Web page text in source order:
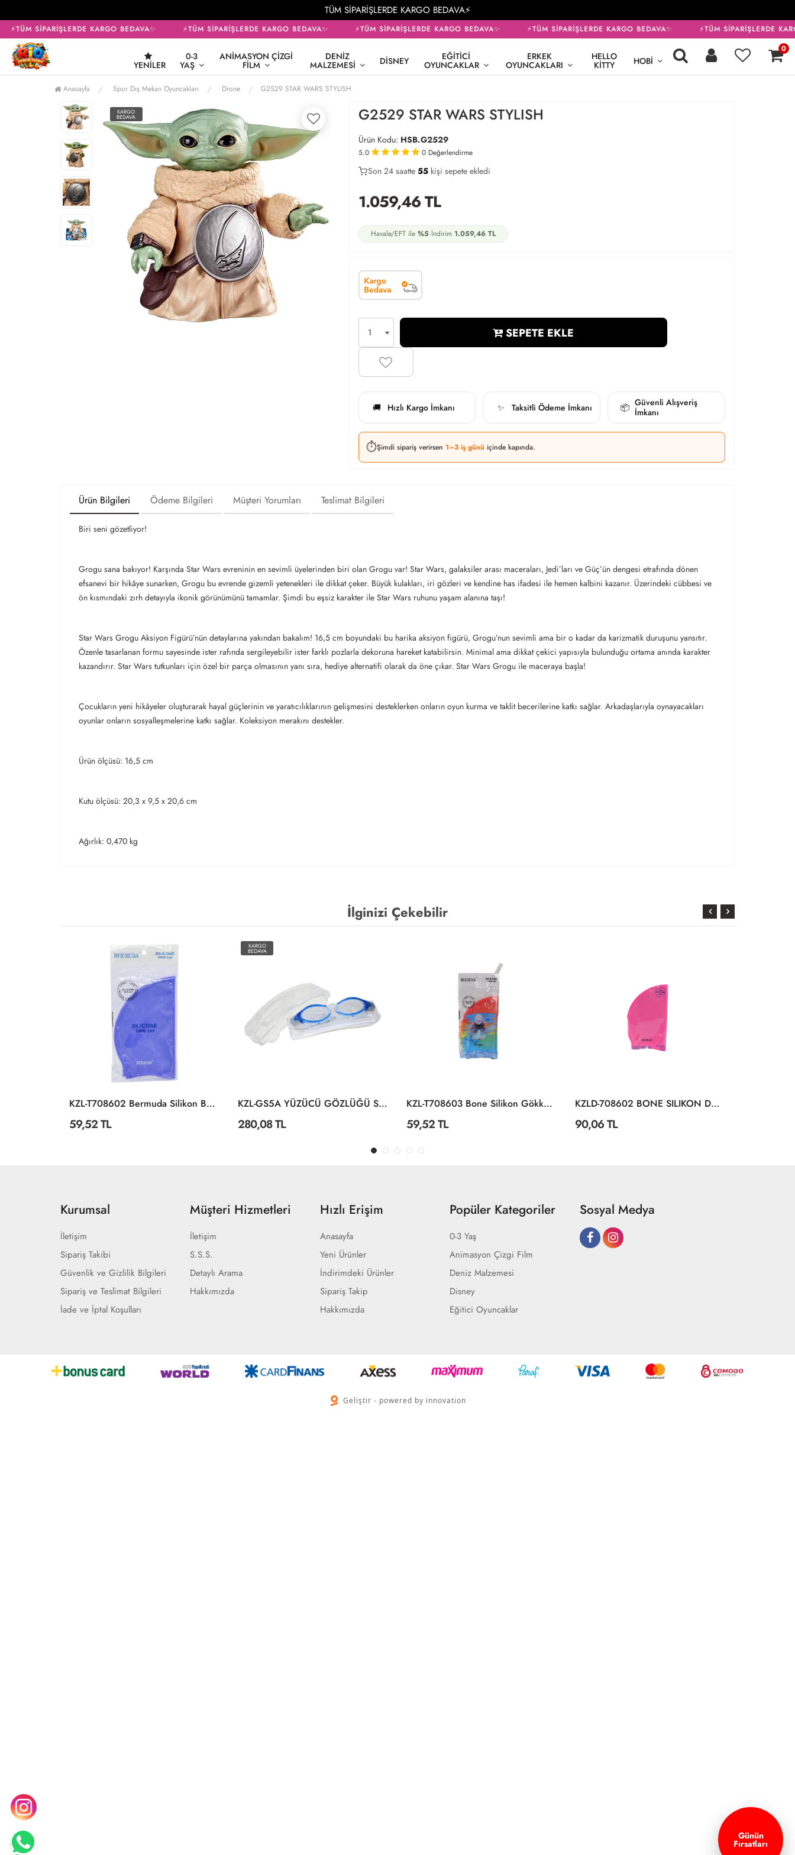
TÜM SİPARİŞLERDE KARGO BEDAVA⚡
⚡TÜM SİPARİŞLERDE KARGO BEDAVA✨ ⚡TÜM SİPARİŞLERDE KARGO BEDAVA✨ ⚡TÜM SİPARİŞLERDE KARGO BEDAVA✨ ⚡TÜM SİPARİŞLERDE KARGO BEDAVA✨ ⚡TÜM SİPARİŞLERDE
YENILER
0-3
YAŞ
ANIMASYON ÇIZGI
FILM
DENIZ
MALZEMESI DISNEY EĞITICI
OYUNCAKLAR
ERKEK
OYUNCAKLARI
HELLO
KITTY HOBI
0
Anasayfa Spor Dış Mekan Oyuncakları Drone G2529 STAR WARS STYLISH
KARGO
BEDAVA G2529 STAR WARS STYLISH
Ürün Kodu: HSB.G2529
5.0 0 Değerlendirme
27
Son 24 saatte 57kişi sepete ekledi
19
1.059,46TL
Havale/EFT ile %5İndirim 1.059,46TL
SEPETE EKLE
🚚 Hızlı Kargo İmkanı ✨ Taksitli Ödeme İmkanı 📦 Güvenli Alışveriş
İmkanı
⏱️Şimdi sipariş verirsen 1–3 iş günü içinde kapında.
Ürün Bilgileri Ödeme Bilgileri Müşteri Yorumları Teslimat Bilgileri
Biri seni gözetliyor!
Grogu sana bakıyor! Karşında Star Wars evreninin en sevimli üyelerinden biri olan Grogu var! Star Wars, galaksiler arası maceraları, Jedi’ları ve Güç’ün dengesi etrafında dönen
efsanevi bir hikâye sunarken, Grogu bu evrende gizemli yetenekleri ile dikkat çeker. Büyük kulakları, iri gözleri ve kendine has ifadesi ile hemen kalbini kazanır. Üzerindeki cübbesi ve
ön kısmındaki zırh detayıyla ikonik görünümünü tamamlar. Şimdi bu eşsiz karakter ile Star Wars ruhunu yaşam alanına taşı!
Star Wars Grogu Aksiyon Figürü’nün detaylarına yakından bakalım! 16,5 cm boyundaki bu harika aksiyon figürü, Grogu’nun sevimli ama bir o kadar da karizmatik duruşunu yansıtır.
Özenle tasarlanan formu sayesinde ister rafında sergileyebilir ister farklı pozlarla dekoruna hareket katabilirsin. Minimal ama dikkat çekici yapısıyla bulunduğu ortama anında karakter
kazandırır. Star Wars tutkunları için özel bir parça olmasının yanı sıra, hediye alternatifi olarak da öne çıkar. Star Wars Grogu ile maceraya başla!
Çocukların yeni hikâyeler oluşturarak hayal güçlerinin ve yaratıcılıklarının gelişmesini desteklerken onların oyun kurma ve taklit becerilerine katkı sağlar. Arkadaşlarıyla oynayacakları
oyunlar onların sosyalleşmelerine katkı sağlar. Koleksiyon merakını destekler.
Ürün ölçüsü: 16,5 cm
Kutu ölçüsü: 20,3 x 9,5 x 20,6 cm
Ağırlık: 0,470 kg
İlginizi Çekebilir
KZL-T708602 Bermuda Silikon Bone
59,52 TL
KARGO
BEDAVA
KZL-GS5A YÜZÜCÜ GÖZLÜĞÜ SİLİKON ANT
280,08 TL
KZL-T708603 Bone Silikon Gökkuşağı Renkler
59,52 TL
KZLD-708602 BONE SILIKON DUZ RENKLER CANT 300
90,06 TL
Kurumsal
İletişim
Sipariş Takibi
Güvenlik ve Gizlilik Bilgileri
Sipariş ve Teslimat Bilgileri
İade ve İptal Koşulları
Müşteri Hizmetleri
İletişim
S.S.S.
Detaylı Arama
Hakkımızda
Hızlı Erişim
Anasayfa
Yeni Ürünler
İndirimdeki Ürünler
Sipariş Takip
Hakkımızda
Popüler Kategoriler
0-3 Yaş
Animasyon Çizgi Film
Deniz Malzemesi
Disney
Eğitici Oyuncaklar
Sosyal Medya
Geliştir - powered by innovation
Günün
Fırsatları